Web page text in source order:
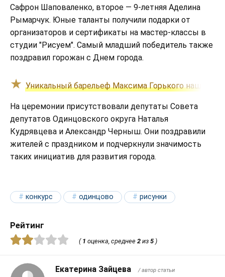
Сафрон Шаповаленко, второе — 9-летняя Аделина
Рымарчук. Юные таланты получили подарки от
организаторов и сертификаты на мастер-классы в
студии "Рисуем". Самый младший победитель также
поздравил горожан с Днем города.
Уникальный барельеф Максима Горького нашли на
На церемонии присутствовали депутаты Совета
депутатов Одинцовского округа Наталья
Кудрявцева и Александр Черныш. Они поздравили
жителей с праздником и подчеркнули значимость
таких инициатив для развития города.
конкурс одинцово рисунки
Рейтинг
( 1 оценка, среднее 2из 5)
Екатерина Зайцева / автор статьи